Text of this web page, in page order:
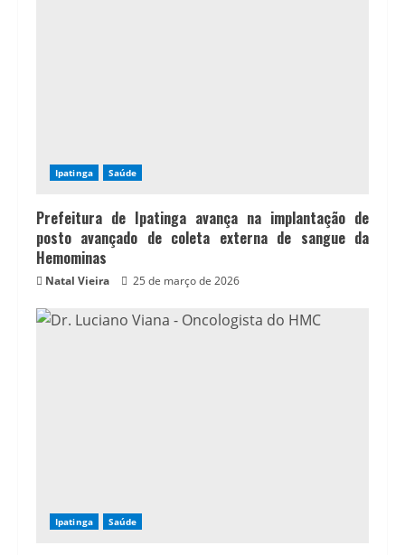
Ipatinga Saúde
Prefeitura de Ipatinga avança na implantação de
posto avançado de coleta externa de sangue da
Hemominas
Natal Vieira 25 de março de 2026
Ipatinga Saúde